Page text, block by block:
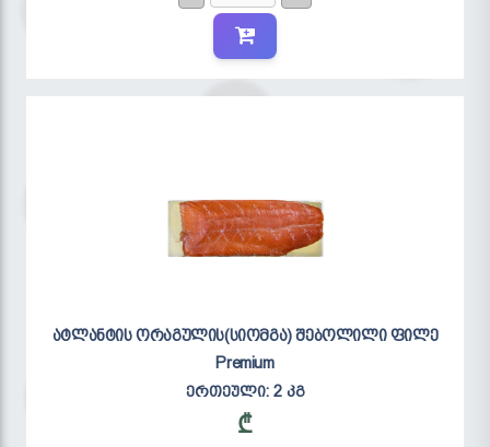
ატლანტის ორაგულის(სიომგა) შებოლილი ფილე
Premium
ერთეული:2 კგ
₾